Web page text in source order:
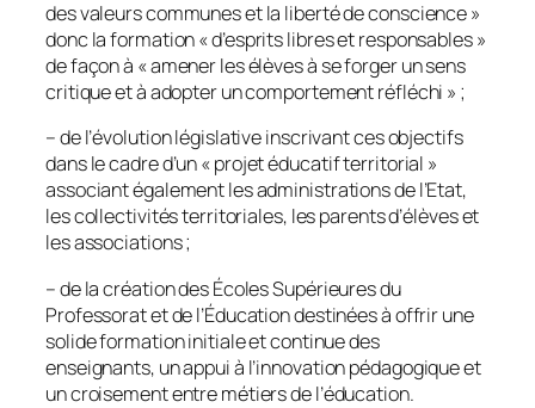
des valeurs communes et la liberté de conscience »
donc la formation «d’esprits libres et responsables»
de façon à « amener les élèves à se forger un sens
critique et à adopter un comportement réfléchi » ;
– de l’évolution législative inscrivant ces objectifs
dans le cadre d’un «projet éducatif territorial »
associant également les administrations de l’Etat,
les collectivités territoriales, les parents d’élèves et
les associations ;
– de la création des Écoles Supérieures du
Professorat et de l’Éducation destinées à offrir une
solide formation initiale et continue des
enseignants, un appui à l’innovation pédagogique et
un croisement entre métiers de l’éducation.